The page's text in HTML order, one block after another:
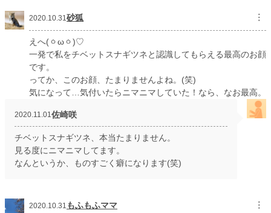
小説
恋愛 10,168 位 / 66,405 件
お気に入り 6,989
24h.ポイント 28 pt
文字数(レンタル含む) 182,862
更新日時
初回公開日時 2020.09.21 21:41
初回完結日時 2020.11.05 23:10
月間ポイント 721 pt (28,924 位)
2020.10.31砂狐 ︙
えへ(ㆁωㆁ)♡
一発で私をチベットスナギツネと認識してもらえる最高のお顔
です。
ってか、このお顔、たまりませんよね。(笑)
気になって…気付いたらニマニマしていた！なら、なお最高。
2020.11.01佐崎咲
チベットスナギツネ、本当たまりません。
見る度にニマニマしてます。
なんというか、ものすごく癖になります(笑)
2020.10.31 もふもふママ ︙